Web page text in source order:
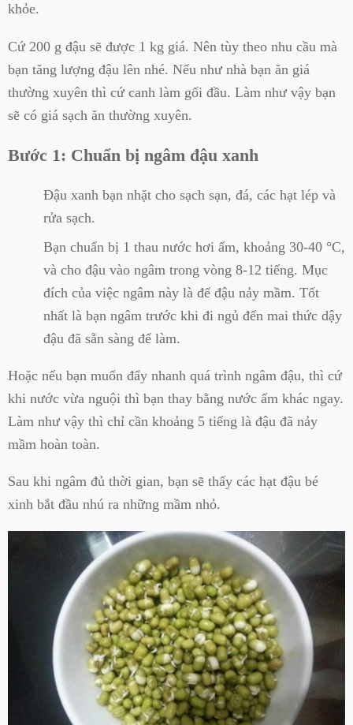
khỏe.
Cứ 200 g đậu sẽ được 1 kg giá. Nên tùy theo nhu cầu mà
bạn tăng lượng đậu lên nhé. Nếu như nhà bạn ăn giá
thường xuyên thì cứ canh làm gối đầu. Làm như vậy bạn
sẽ có giá sạch ăn thường xuyên.
Bước 1: Chuẩn bị ngâm đậu xanh
Đậu xanh bạn nhặt cho sạch sạn, đá, các hạt lép và
rửa sạch.
Bạn chuẩn bị 1 thau nước hơi ấm, khoảng 30-40 °C,
và cho đậu vào ngâm trong vòng 8-12 tiếng. Mục
đích của việc ngâm này là để đậu nảy mầm. Tốt
nhất là bạn ngâm trước khi đi ngủ đến mai thức dậy
đậu đã sẵn sàng để làm.
Hoặc nếu bạn muốn đẩy nhanh quá trình ngâm đậu, thì cứ
khi nước vừa nguội thì bạn thay bằng nước ấm khác ngay.
Làm như vậy thì chỉ cần khoảng 5 tiếng là đậu đã nảy
mầm hoàn toàn.
Sau khi ngâm đủ thời gian, bạn sẽ thấy các hạt đậu bé
xinh bắt đầu nhú ra những mầm nhỏ.